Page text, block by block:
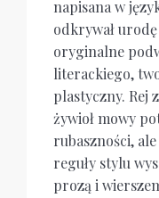
napisana w
odkrywał
oryginalne
literackiego,
plastyczny. Rej
żywioł mowy
rubaszności,
reguły stylu
prozą i